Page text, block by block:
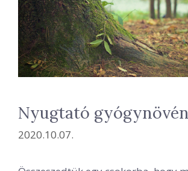
Nyugtató
2020.10.07.